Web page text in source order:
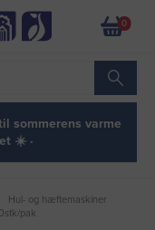
0
sommerens varme
☀️ ·
Hul- og hæftemaskiner
pak